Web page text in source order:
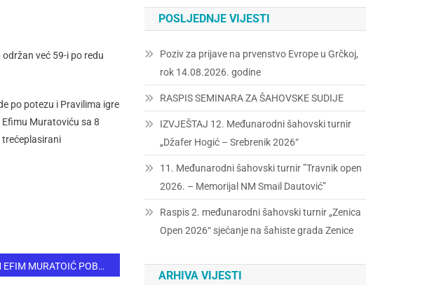
već 59-i po redu
po potezu i Pravilima igre
Muratoviću sa 8
trećeplasirani
FM EFIM MURATOIĆ POBJEDNIK 18. MEMORIJALNOG ŠAHOVSKOG TURNIRA „SEAD BIČEVIĆ“
POSLJEDNJE VIJESTI
Poziv za prijave na prvenstvo Evrope u Grčkoj,
rok 14.08.2026. godine
RASPIS SEMINARA ZA ŠAHOVSKE SUDIJE
IZVJEŠTAJ 12. Međunarodni šahovski turnir
„Džafer Hogić – Srebrenik 2026“
11. Međunarodni šahovski turnir ”Travnik open
2026. – Memorijal NM Smail Dautović”
Raspis 2. međunarodni šahovski turnir „Zenica
Open 2026“ sjećanje na šahiste grada Zenice
ARHIVA VIJESTI